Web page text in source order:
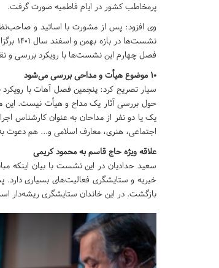
پرمخاطب کشور در ایام فاطمیه صورت گرفت.
وی افزود: پس از مشورت با اساتید و
فصل چهارم این نشست‌ها با رویکرد بررسی و
۱۰ موضوع هیأت و مداحی بررسی می‌شود
سیار تصریح کرد: پنجمین فصل آهات با
حول بررسی آثار یک مداح و هیأت نیست. این
یک یا دو نفر از مداحان به عنوان کارشناس
اجتماعی، هنری، معارف اسلامی و... هم دعوت
علاقه ویژه حاج قاسم به محمود کریمی
سعید حدادیان در این نشست با بیان اینکه
خیریه و ستایشگری فعالیت‌های بسیاری
بازگشت. در این خاندان ستایشگری ریشه‌دار